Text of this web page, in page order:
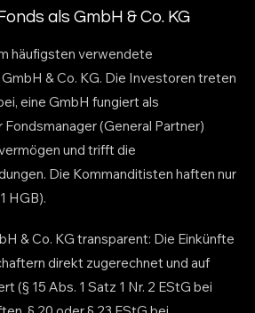
als GmbH & Co. KG
häufigsten verwendete
& Co. KG. Die Investoren treten
eine GmbH fungiert als
(General Partner)
und trifft die
Die Kommanditisten haften nur
HGB).
& Co. KG transparent: Die Einkünfte
direkt zugerechnet und auf
(§ 15 Abs. 1 Satz 1 Nr. 2 EStG bei